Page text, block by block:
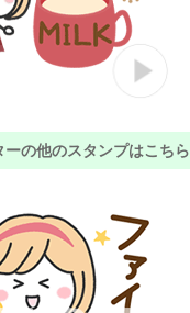
ーの他のスタンプはこちら